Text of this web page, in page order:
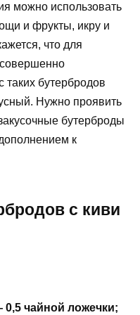
можно использовать
и фрукты, икру и
что для
таких бутербродов
Нужно проявить
бутерброды
к
с киви
чайной ложечки;